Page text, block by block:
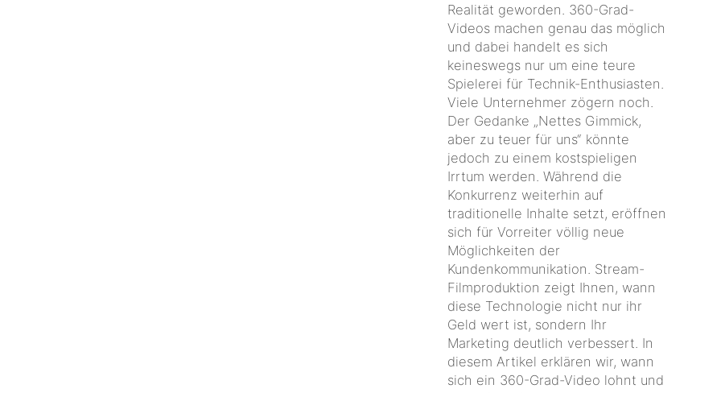
Realität geworden. 360-Grad-
Videos machen genau das möglich
und dabei handelt es sich
keineswegs nur um eine teure
Spielerei für Technik-Enthusiasten.
Viele Unternehmer zögern noch.
Der Gedanke „Nettes Gimmick,
aber zu teuer für uns“ könnte
jedoch zu einem kostspieligen
Irrtum werden. Während die
Konkurrenz weiterhin auf
traditionelle Inhalte setzt, eröffnen
sich für Vorreiter völlig neue
Möglichkeiten der
Kundenkommunikation. Stream-
Filmproduktion zeigt Ihnen, wann
diese Technologie nicht nur ihr
Geld wert ist, sondern Ihr
Marketing deutlich verbessert. In
diesem Artikel erklären wir, wann
sich ein 360-Grad-Video lohnt und